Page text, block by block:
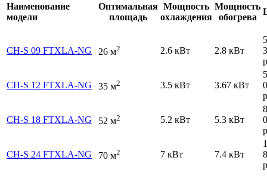
Наименование
модели
Оптимальная
площадь
Мощность
охлаждения
Мощность
обогрева
CH-S 09 FTXLA-NG 26 м2 2.6 кВт 2.8 кВт
CH-S 12 FTXLA-NG 35 м2 3.5 кВт 3.67 кВт
CH-S 18 FTXLA-NG 52 м2 5.2 кВт 5.3 кВт
CH-S 24 FTXLA-NG 70 м2 7 кВт 7.4 кВт